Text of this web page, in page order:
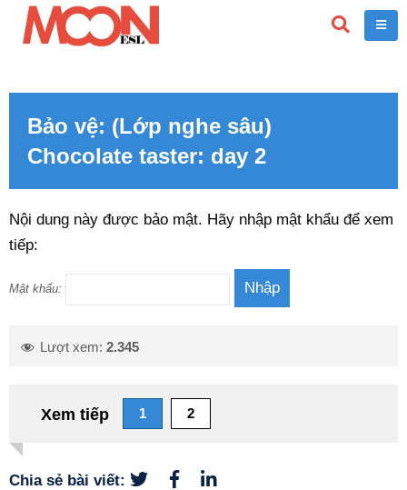
Bảo vệ: (Lớp nghe sâu)
Chocolate taster: day 2
Nội dung này được bảo mật. Hãy nhập mật khẩu để xem
tiếp:
Mật khẩu:
Lượt xem: 2.345
1 2
Chia sẻ bài viết: